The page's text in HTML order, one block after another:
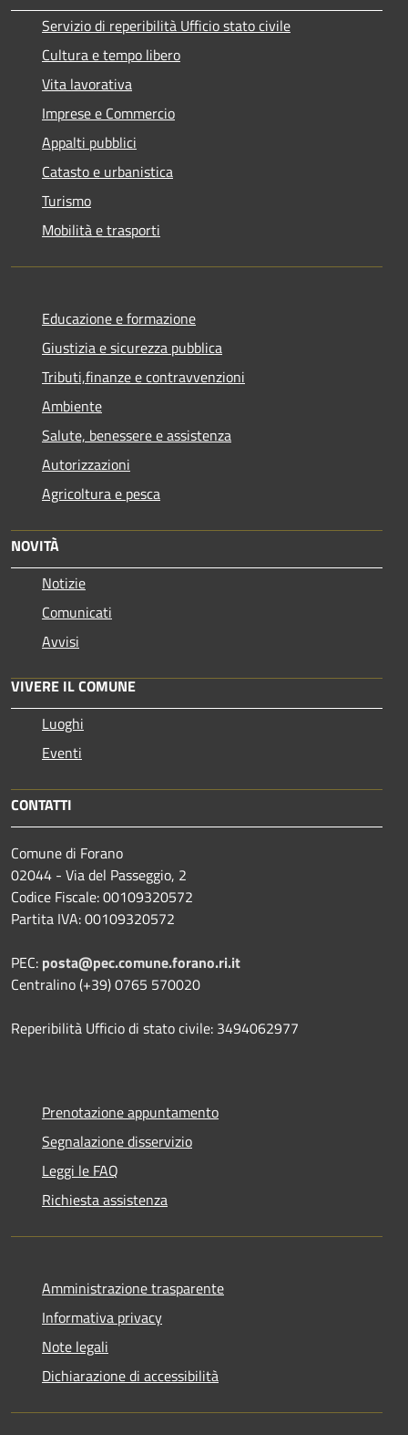
Servizio di reperibilità Ufficio stato civile
Cultura e tempo libero
Vita lavorativa
Imprese e Commercio
Appalti pubblici
Catasto e urbanistica
Turismo
Mobilità e trasporti
Educazione e formazione
Giustizia e sicurezza pubblica
Tributi,finanze e contravvenzioni
Ambiente
Salute, benessere e assistenza
Autorizzazioni
Agricoltura e pesca
NOVITÀ
Notizie
Comunicati
Avvisi
VIVERE IL COMUNE
Luoghi
Eventi
CONTATTI
Comune di Forano
02044 - Via del Passeggio, 2
Codice Fiscale: 00109320572
Partita IVA: 00109320572
PEC: posta@pec.comune.forano.ri.it
Centralino (+39) 0765 570020
Reperibilità Ufficio di stato civile: 3494062977
Prenotazione appuntamento
Segnalazione disservizio
Leggi le FAQ
Richiesta assistenza
Amministrazione trasparente
Informativa privacy
Note legali
Dichiarazione di accessibilità